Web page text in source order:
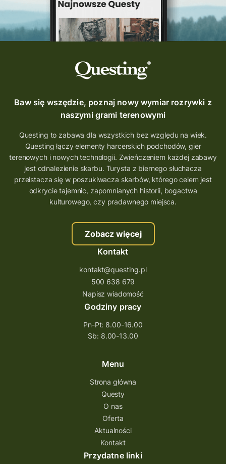
wycieczki
turystyka przygodowa
Szlak Przygody
szkolenie
szkło
scieżka questingowa
questy w Polsce
questujznami
QUESTOMANIA
questing.pl
Quest Koziołek Matołek
gra miejska
co zobaczyć na Śląsku
aplikacja questy
aplikacja gry terenowe
wielkopolskie questy
wakacje z questami
trenerzy questingu
szkolenie tworzenie questów
szkolenie questing
Stefan Żeromski
ścieżka
Rzeszów
questy świętokrzyskie
questujwpolsce
questuj z nami
questingwyprawa po skarb
questingowy projekt współpracy
questing wielkopolska
Questing Przecławski
Questing Łódzkie
questing gry terenowe
Quest Świętokrzyskie
quest na szlaku Przygody
Quest Bolestraszyce
Quest Arboretum
Przecław Quest
projekt
Baw się wszędzie, poznaj nowy wymiar rozrywki z
naszymi grami terenowymi
Questing to zabawa dla wszystkich bez względu na wiek.
Questing łączy elementy harcerskich podchodów, gier
terenowych i nowych technologii. Zwieńczeniem każdej zabawy
jest odnalezienie skarbu. Turysta z biernego słuchacza
przeistacza się w poszukiwacza skarbów, którego celem jest
odkrycie tajemnic, zapomnianych historii, bogactwa
kulturowego, czy pradawnego miejsca.
Zobacz więcej
Kontakt
kontakt@questing.pl
500 638 679
Napisz wiadomość
Godziny pracy
Pn-Pt: 8.00-16.00
Sb: 8.00-13.00
Menu
Strona główna
Questy
O nas
Oferta
Aktualności
Kontakt
Przydatne linki